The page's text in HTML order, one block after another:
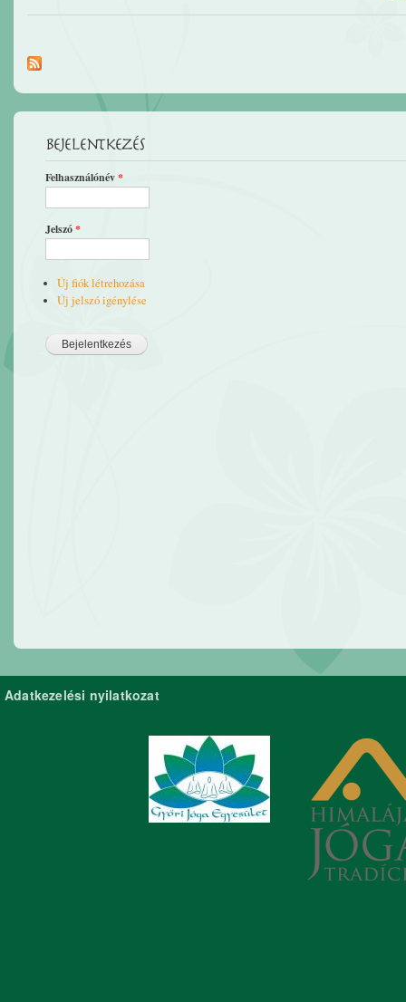
Bejelentkezés
Felhasználónév*
Jelszó*
Új fiók létrehozása
Új jelszó igénylése
Adatkezelési nyilatkozat